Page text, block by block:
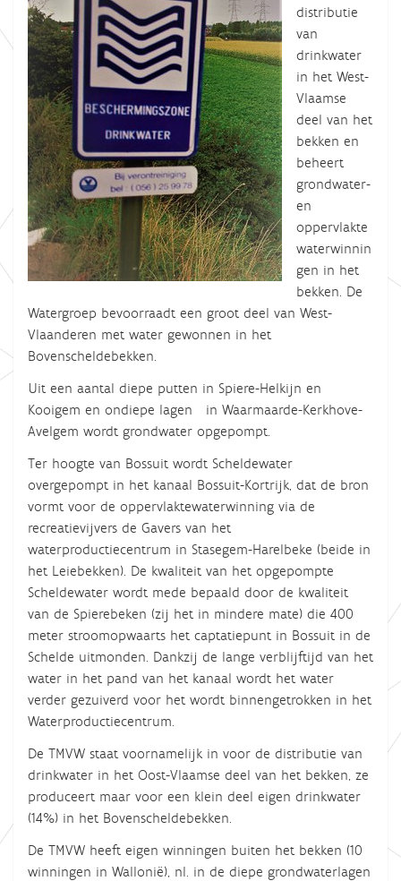
distributie
van
drinkwater
in het West-
Vlaamse
deel van het
bekken en
beheert
grondwater-
en
oppervlakte
waterwinnin
gen in het
bekken. De
Watergroep bevoorraadt een groot deel van West-
Vlaanderen met water gewonnen in het
Bovenscheldebekken.
Uit een aantal diepe putten in Spiere-Helkijn en
Kooigem en ondiepe lagen in Waarmaarde-Kerkhove-
Avelgem wordt grondwater opgepompt.
Ter hoogte van Bossuit wordt Scheldewater
overgepompt in het kanaal Bossuit-Kortrijk, dat de bron
vormt voor de oppervlaktewaterwinning via de
recreatievijvers de Gavers van het
waterproductiecentrum in Stasegem-Harelbeke (beide in
het Leiebekken). De kwaliteit van het opgepompte
Scheldewater wordt mede bepaald door de kwaliteit
van de Spierebeken (zij het in mindere mate) die 400
meter stroomopwaarts het captatiepunt in Bossuit in de
Schelde uitmonden. Dankzij de lange verblijftijd van het
water in het pand van het kanaal wordt het water
verder gezuiverd voor het wordt binnengetrokken in het
Waterproductiecentrum.
De TMVW staat voornamelijk in voor de distributie van
drinkwater in het Oost-Vlaamse deel van het bekken, ze
produceert maar voor een klein deel eigen drinkwater
(14%) in het Bovenscheldebekken.
De TMVW heeft eigen winningen buiten het bekken (10
winningen in Wallonië), nl. in de diepe grondwaterlagen